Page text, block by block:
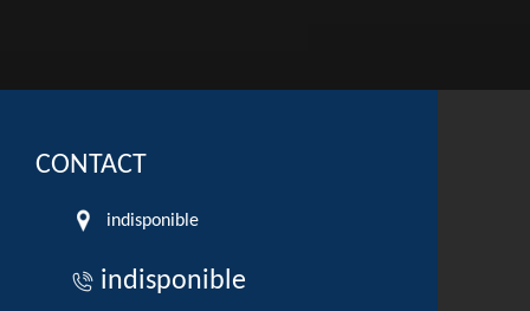
CONTACT
indisponible
indisponible